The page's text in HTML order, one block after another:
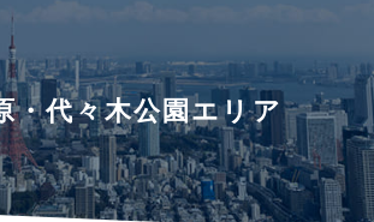
・代々木公園エリア